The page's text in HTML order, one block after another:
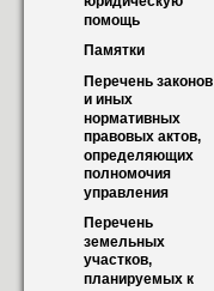
помощь
Памятки
Перечень законов
и иных
нормативных
правовых актов,
определяющих
полномочия
управления
Перечень
земельных
участков,
планируемых к